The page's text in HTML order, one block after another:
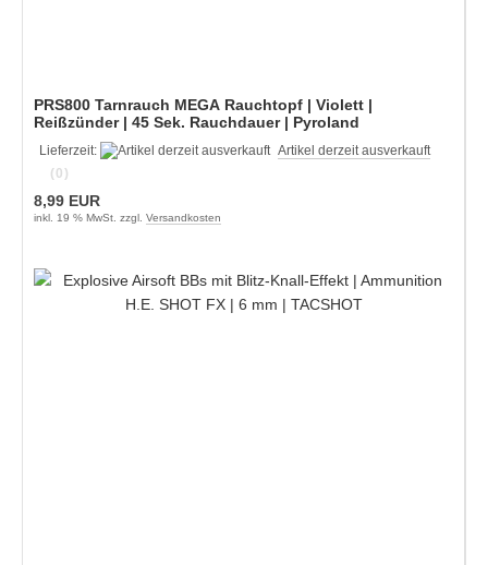
PRS800 Tarnrauch MEGA Rauchtopf | Violett |
Reißzünder | 45 Sek. Rauchdauer | Pyroland
Lieferzeit:
Artikel derzeit ausverkauft
(0)
8,99 EUR
inkl. 19 % MwSt. zzgl. Versandkosten